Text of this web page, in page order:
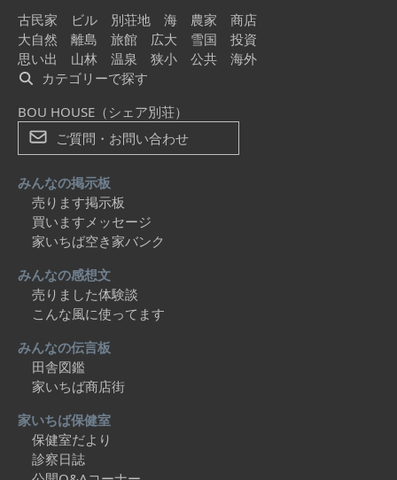
古民家
ビル 別荘地 海 農家
商店
大自然
離島 旅館 広大 雪国
投資
思い出
山林 温泉 狭小 公共
海外
カテゴリーで探す
BOU HOUSE（シェア別荘）
ご質問・お問い合わせ
みんなの掲示板
売ります掲示板
買いますメッセージ
家いちば空き家バンク
みんなの感想文
売りました体験談
こんな風に使ってます
みんなの伝言板
田舎図鑑
家いちば商店街
家いちば保健室
保健室だより
診察日誌